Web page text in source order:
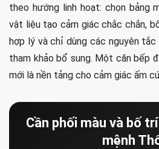
theo hướng linh hoạt: chọn bảng
vật liệu tạo cảm giác chắc chắn,
hợp lý và chỉ dùng các nguyên
tham khảo bổ sung. Một căn bếp
mới là nền tảng cho cảm giác ấm
Cần phối màu và bố
mệnh